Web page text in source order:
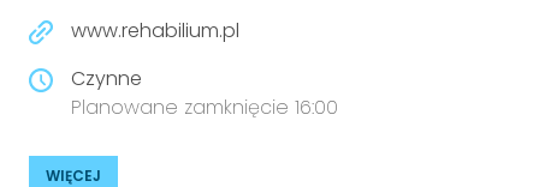
www.rehabilium.pl
Czynne
Planowane zamknięcie 16:00
WIĘCEJ